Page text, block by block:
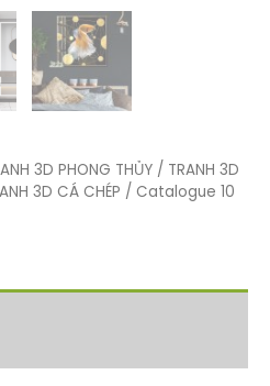
3D PHONG THỦY / TRANH 3D
3D CÁ CHÉP / Catalogue 10